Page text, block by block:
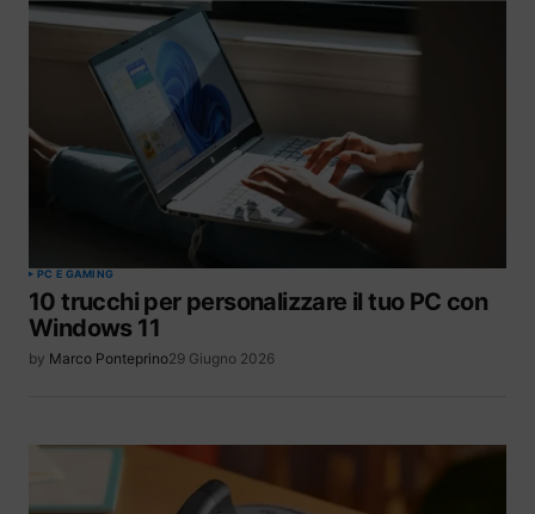
PC E GAMING
10 trucchi per personalizzare il tuo PC con
Windows 11
by Marco Ponteprino29 Giugno 2026